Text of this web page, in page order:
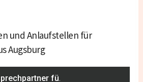
und Anlaufstellen für
Augsburg